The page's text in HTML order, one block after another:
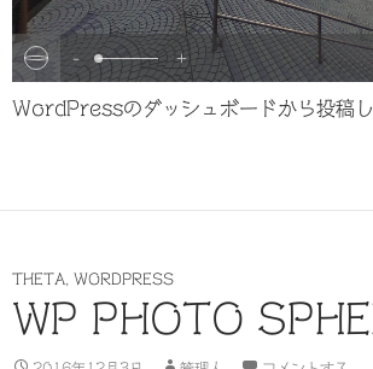
- +
WordPressのダッシュボードから投稿し
THETA WORDPRESS
WP PHOTO